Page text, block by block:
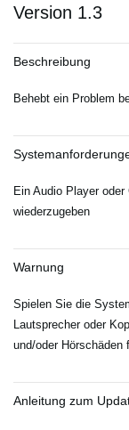
Version 1.3
Beschreibung
Behebt ein Problem
Ein Audio Player
wiederzugeben
Warnung
Spielen Sie die
Lautsprecher oder
und/oder Hörschäden
Anleitung zum